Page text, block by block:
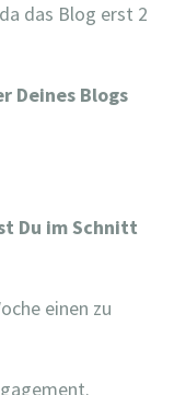
das Blog erst 2
Deines Blogs
Du im Schnitt
einen zu